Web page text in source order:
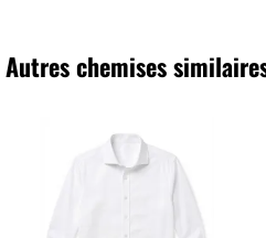
Autres chemises